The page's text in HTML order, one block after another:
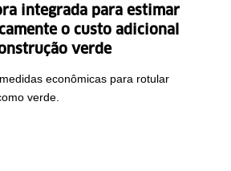
integrada para estimar
o custo adicional
verde
econômicas para rotular
verde.